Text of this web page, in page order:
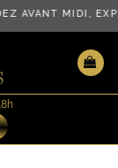
MIDI,